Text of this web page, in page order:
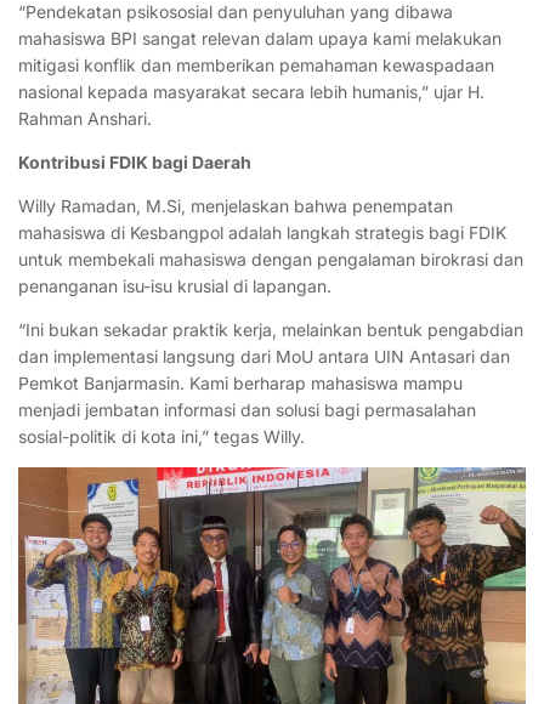
“Pendekatan psikososial dan penyuluhan yang dibawa
mahasiswa BPI sangat relevan dalam upaya kami melakukan
mitigasi konflik dan memberikan pemahaman kewaspadaan
nasional kepada masyarakat secara lebih humanis,” ujar H.
Rahman Anshari.
Kontribusi FDIK bagi Daerah
Willy Ramadan, M.Si, menjelaskan bahwa penempatan
mahasiswa di Kesbangpol adalah langkah strategis bagi FDIK
untuk membekali mahasiswa dengan pengalaman birokrasi dan
penanganan isu-isu krusial di lapangan.
“Ini bukan sekadar praktik kerja, melainkan bentuk pengabdian
dan implementasi langsung dari MoU antara UIN Antasari dan
Pemkot Banjarmasin. Kami berharap mahasiswa mampu
menjadi jembatan informasi dan solusi bagi permasalahan
sosial-politik di kota ini,” tegas Willy.